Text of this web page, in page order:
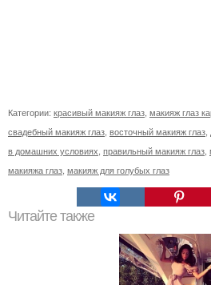
Категории: красивый макияж глаз, макияж глаз
свадебный макияж глаз, восточный макияж глаз,
в домашних условиях, правильный макияж глаз,
макияжа глаз, макияж для голубых глаз
Читайте также